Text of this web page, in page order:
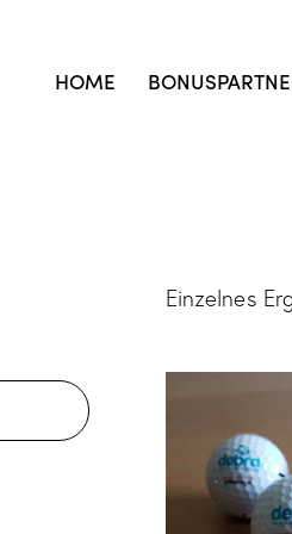
HOME
Einzelnes